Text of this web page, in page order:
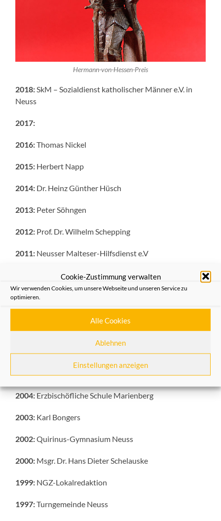
Cookie-Zustimmung verwalten
Wir verwenden Cookies, um unsere Webseite und unseren Service zu
optimieren.
Alle Cookies
Ablehnen
Einstellungen anzeigen
Hermann-von-Hessen-Preis
2018:SkM – Sozialdienst katholischer Männer e.V. in
Neuss
2017:
2016:Thomas Nickel
2015: Herbert Napp
2014: Dr. Heinz Günther Hüsch
2013: Peter Söhngen
2012: Prof. Dr. Wilhelm Schepping
2011: Neusser Malteser-Hilfsdienst e.V
Prof. Dieter Patt
2008:Dr. Max Tauch
Franz Josef Schmitt
SkF-Sozialdienst katholischer Frauen e. V. in
Neuss
2005:RheinLand-Versicherungen
2004: Erzbischöfliche Schule Marienberg
2003: Karl Bongers
2002:Quirinus-Gymnasium Neuss
2000: Msgr. Dr. Hans Dieter Schelauske
1999: NGZ-Lokalredaktion
1997:Turngemeinde Neuss